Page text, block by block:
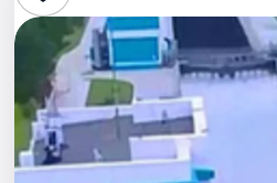
Стендап
Выставки
Квесты
Экскурсии